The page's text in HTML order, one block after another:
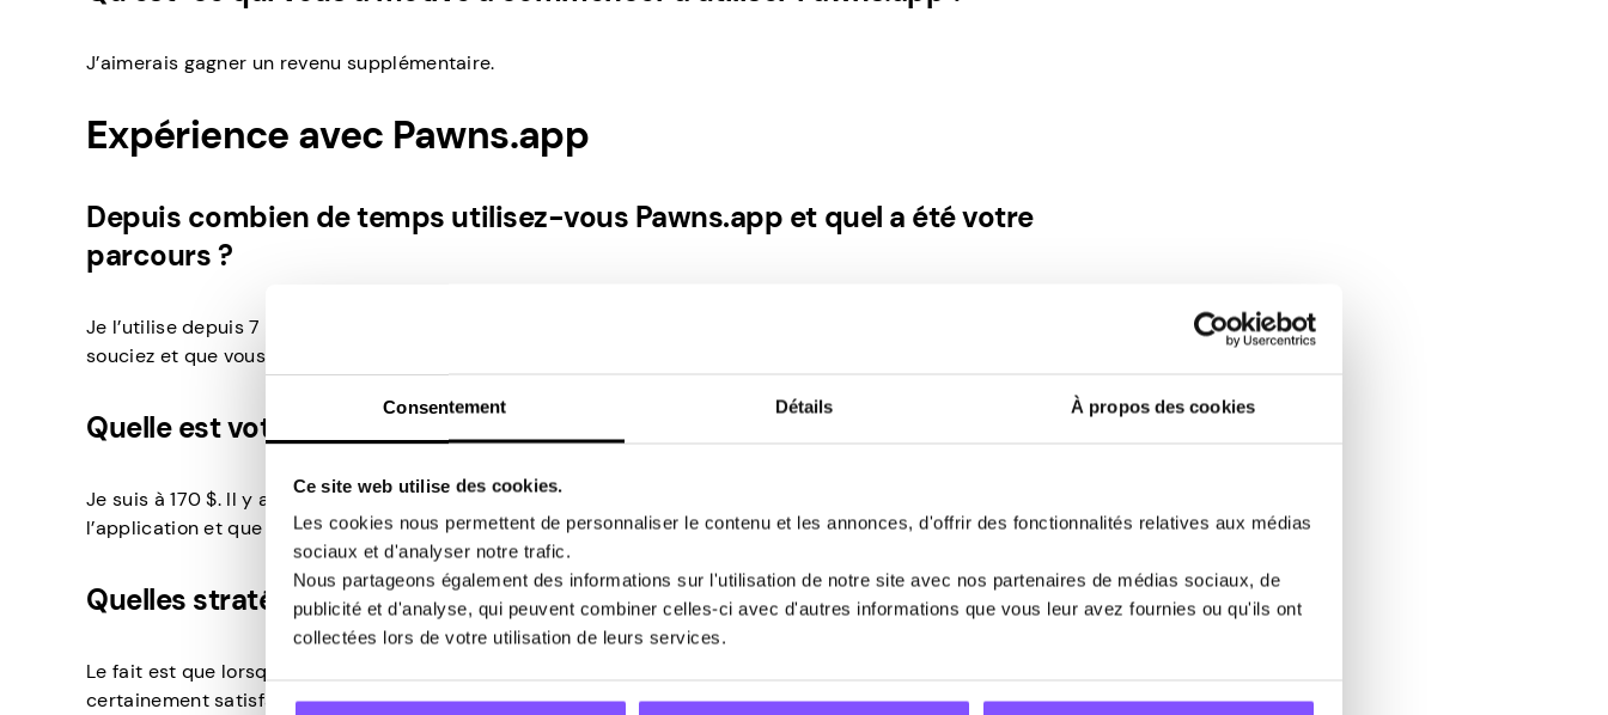
Consentement Détails À propos des cookies
Ce site web utilise des cookies.
Les cookies nous permettent de personnaliser le contenu et les annonces, d'offrir des fonctionnalités relatives aux médias
sociaux et d'analyser notre trafic.
Nous partageons également des informations sur l'utilisation de notre site avec nos partenaires de médias sociaux, de
publicité et d'analyse, qui peuvent combiner celles-ci avec d'autres informations que vous leur avez fournies ou qu'ils ont
collectées lors de votre utilisation de leurs services.
J’aimerais gagner un revenu supplémentaire.
Expérience avec Pawns.app
Depuis combien de temps utilisez-vous Pawns.app et quel a été votre
parcours ?
Je l’utilise depuis 7 mois. C’est excitant parce qu’il y a toujours de nouvelles offres, et je vois que vous vous en
souciez et que vous innovez constamment.
Quelle est votre plus grande étape de gain sur l’application ?
Je suis à 170 $. Il y a eu des moments où c’était plus difficile à collecter, mais depuis que j’ai appris à connaître
l’application et que j’ai essayé d’inviter autant de personnes que possible, c’est devenu plus facile et plus rapide.
Quelles stratégies vous ont aidé à maximiser vos gains ?
Le fait est que lorsque j’ai le temps, je lève les yeux, je réponds aux sondages, je choisis les offres que je peux
certainement satisfaire et j’y consacre mon temps. Et bien sûr, j’essaie d’inviter le plus de monde possible.